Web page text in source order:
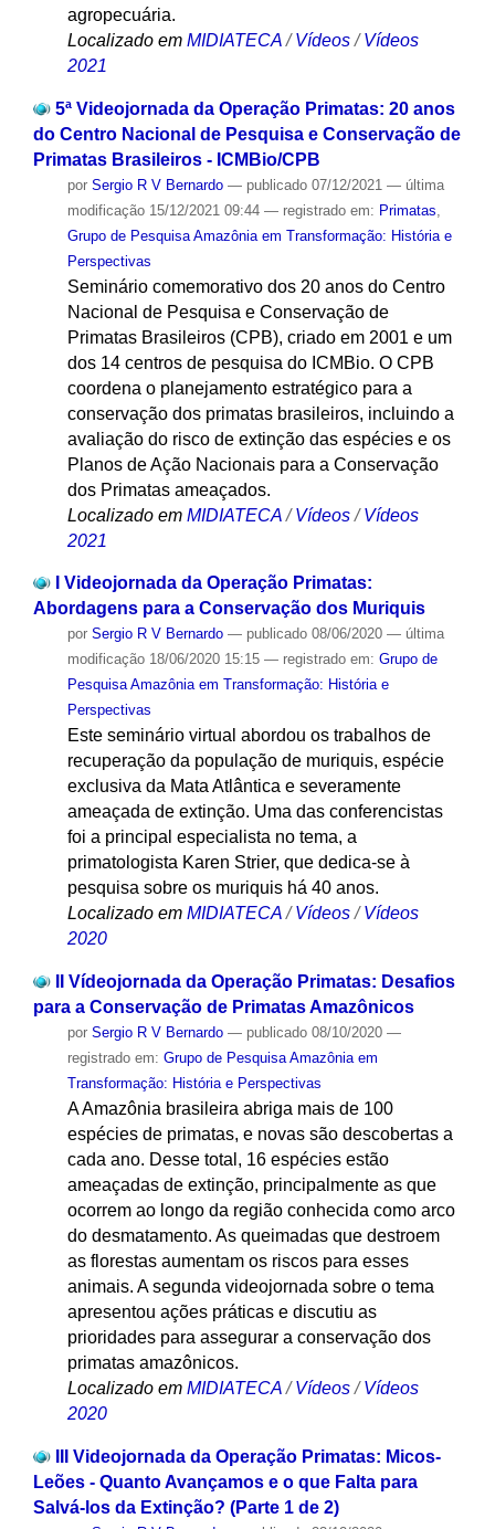
agropecuária.
Localizado em MIDIATECA /Vídeos /Vídeos
2021
5ª Videojornada da Operação Primatas: 20 anos
do Centro Nacional de Pesquisa e Conservação de
Primatas Brasileiros - ICMBio/CPB
por Sergio R V Bernardo — publicado07/12/2021 — última
modificação15/12/2021 09:44 — registrado em: Primatas
Grupo de Pesquisa Amazônia em Transformação: História e
Perspectivas
Seminário comemorativo dos 20 anos do Centro
Nacional de Pesquisa e Conservação de
Primatas Brasileiros (CPB), criado em 2001 e um
dos 14 centros de pesquisa do ICMBio. O CPB
coordena o planejamento estratégico para a
conservação dos primatas brasileiros, incluindo a
avaliação do risco de extinção das espécies e os
Planos de Ação Nacionais para a Conservação
dos Primatas ameaçados.
Localizado em MIDIATECA /Vídeos /Vídeos
2021
I Videojornada da Operação Primatas:
Abordagens para a Conservação dos Muriquis
por Sergio R V Bernardo — publicado08/06/2020 — última
modificação18/06/2020 15:15 — registrado em: Grupo de
Pesquisa Amazônia em Transformação: História e
Perspectivas
Este seminário virtual abordou os trabalhos de
recuperação da população de muriquis, espécie
exclusiva da Mata Atlântica e severamente
ameaçada de extinção. Uma das conferencistas
foi a principal especialista no tema, a
primatologista Karen Strier, que dedica-se à
pesquisa sobre os muriquis há 40 anos.
Localizado em MIDIATECA /Vídeos /Vídeos
2020
II Vídeojornada da Operação Primatas: Desafios
para a Conservação de Primatas Amazônicos
por Sergio R V Bernardo — publicado08/10/2020 —
registrado em: Grupo de Pesquisa Amazônia em
Transformação: História e Perspectivas
A Amazônia brasileira abriga mais de 100
espécies de primatas, e novas são descobertas a
cada ano. Desse total, 16 espécies estão
ameaçadas de extinção, principalmente as que
ocorrem ao longo da região conhecida como arco
do desmatamento. As queimadas que destroem
as florestas aumentam os riscos para esses
animais. A segunda videojornada sobre o tema
apresentou ações práticas e discutiu as
prioridades para assegurar a conservação dos
primatas amazônicos.
Localizado em MIDIATECA /Vídeos /Vídeos
2020
III Videojornada da Operação Primatas: Micos-
Leões - Quanto Avançamos e o que Falta para
Salvá-los da Extinção? (Parte 1 de 2)